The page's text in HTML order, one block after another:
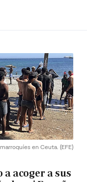
en Ceuta. (EFE)
acoger a sus